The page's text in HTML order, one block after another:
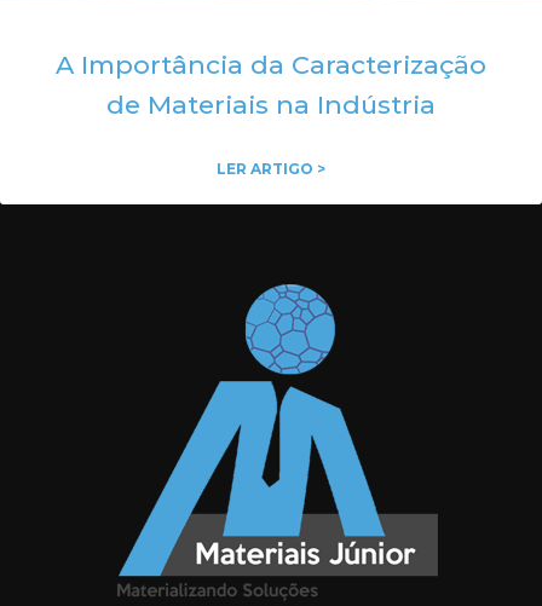
A Importância da Caracterização
de Materiais na Indústria
LER ARTIGO >